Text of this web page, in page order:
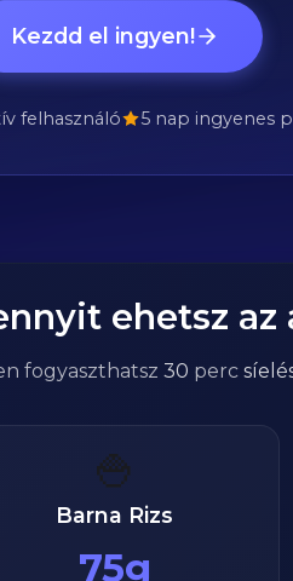
Kezdd el ingyen!
felhasználó 5 nap ingyenes
ehetsz az
fogyaszthatsz 30 perc
🍚
Barna Rizs
75g